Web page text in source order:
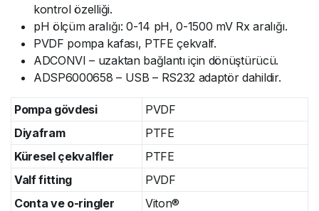
kontrol özelliği.
pH ölçüm aralığı: 0-14 pH, 0-1500 mV Rx aralığı.
PVDF pompa kafası, PTFE çekvalf.
ADCONVI – uzaktan bağlantı için dönüştürücü.
ADSP6000658 – USB – RS232 adaptör dahildir.
Pompa gövdesi
PVDF
Diyafram
PTFE
Küresel çekvalfler
PTFE
Valf fitting
PVDF
Conta ve o-ringler
Viton®